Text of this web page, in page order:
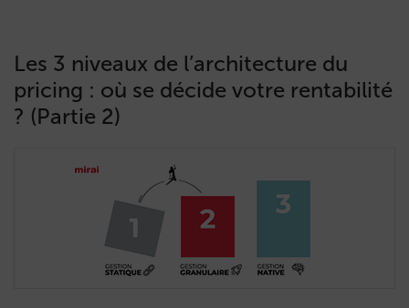
Les 3 niveaux de l’architecture du
pricing : où se décide votre rentabilité
? (Partie 2)